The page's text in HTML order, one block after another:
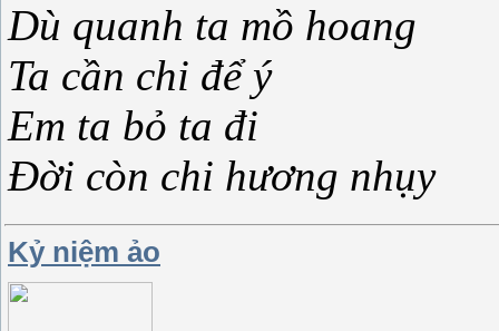
Dù quanh ta mồ hoang
Ta cần chi để ý
Em ta bỏ ta đi
Đời còn chi hương nhụy
Kỷ niệm ảo